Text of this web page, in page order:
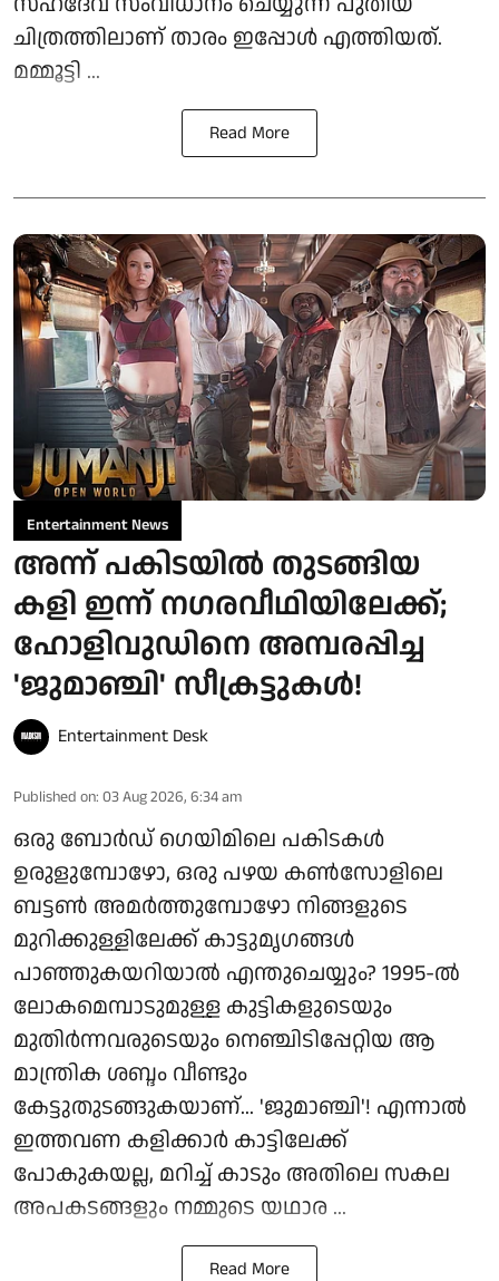
ചിത്രത്തിലാണ് താരം ഇപ്പോൾ എത്തിയത്.
മമ്മൂട്ടി ...
Read More
Entertainment News
അന്ന് പകിടയില്‍ തുടങ്ങിയ
കളി ഇന്ന് നഗരവീഥിയിലേക്ക്;
ഹോളിവുഡിനെ അമ്പരപ്പിച്ച
'ജുമാഞ്ചി' സീക്രട്ടുകള്‍!
Entertainment Desk
Published on: 03 Aug 2026, 6:34 am
ഒരു ബോര്‍ഡ് ഗെയിമിലെ പകിടകള്‍
ഉരുളുമ്പോഴോ, ഒരു പഴയ കണ്‍സോളിലെ
ബട്ടണ്‍ അമര്‍ത്തുമ്പോഴോ നിങ്ങളുടെ
മുറിക്കുള്ളിലേക്ക് കാട്ടുമൃഗങ്ങള്‍
പാഞ്ഞുകയറിയാല്‍ എന്തുചെയ്യും? 1995-ല്‍
ലോകമെമ്പാടുമുള്ള കുട്ടികളുടെയും
മുതിര്‍ന്നവരുടെയും നെഞ്ചിടിപ്പേറ്റിയ ആ
മാന്ത്രിക ശബ്ദം വീണ്ടും
കേട്ടുതുടങ്ങുകയാണ്... 'ജുമാഞ്ചി'! എന്നാല്‍
ഇത്തവണ കളിക്കാര്‍ കാട്ടിലേക്ക്
പോകുകയല്ല, മറിച്ച് കാടും അതിലെ സകല
അപകടങ്ങളും നമ്മുടെ യഥാര ...
Read More